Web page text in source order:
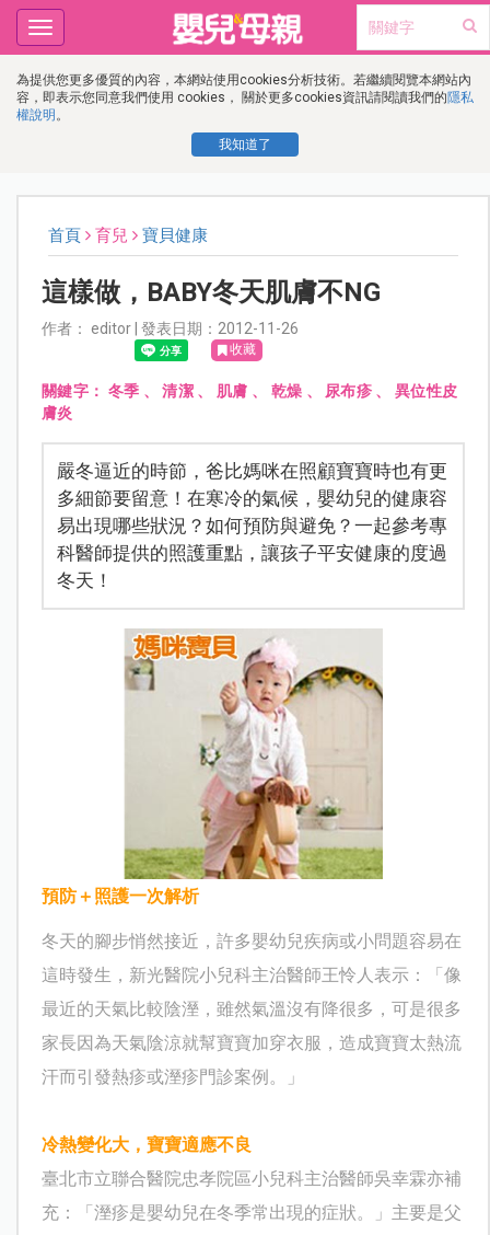
為提供您更多優質的內容，本網站使用cookies分析技術。若繼續閱覽本網站內
容，即表示您同意我們使用 cookies， 關於更多cookies資訊請閱讀我們的隱私
權說明 。
我知道了
Toggle
navigation
首頁 育兒 寶貝健康
這樣做，BABY冬天肌膚不NG
作者： editor | 發表日期：2012-11-26
收藏
關鍵字： 冬季 、清潔、 肌膚 、 乾燥 、 尿布疹 、異位性皮
膚炎
嚴冬逼近的時節，爸比媽咪在照顧寶寶時也有更
多細節要留意！在寒冷的氣候，嬰幼兒的健康容
易出現哪些狀況？如何預防與避免？一起參考專
科醫師提供的照護重點，讓孩子平安健康的度過
冬天！
預防＋照護一次解析
冬天的腳步悄然接近，許多嬰幼兒疾病或小問題容易在
這時發生，新光醫院小兒科主治醫師王怜人表示：「像
最近的天氣比較陰溼，雖然氣溫沒有降很多，可是很多
家長因為天氣陰涼就幫寶寶加穿衣服，造成寶寶太熱流
汗而引發熱疹或溼疹門診案例。」
冷熱變化大，寶寶適應不良
臺北市立聯合醫院忠孝院區小兒科主治醫師吳幸霖亦補
充：「溼疹是嬰幼兒在冬季常出現的症狀。」主要是父